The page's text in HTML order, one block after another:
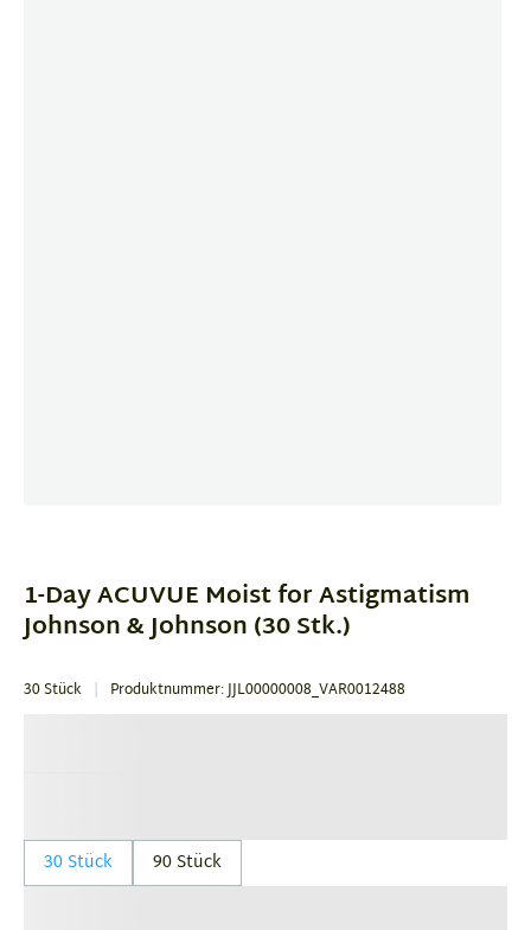
1
1-Day ACUVUE Moist for Astigmatism
Johnson & Johnson (30 Stk.)
30 Stück Produktnummer: JJL00000008_VAR0012488
30 Stück 90 Stück